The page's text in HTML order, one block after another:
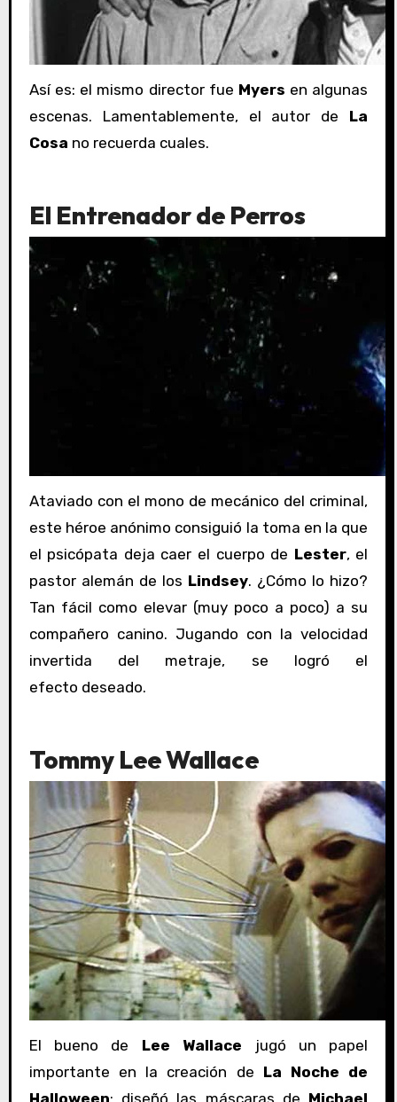
Así es: el mismo director fue Myers en algunas
escenas. Lamentablemente, el autor de La
Cosa no recuerda cuales.
El Entrenador de Perros
Ataviado con el mono de mecánico del criminal,
este héroe anónimo consiguió la toma en la que
el psicópata deja caer el cuerpo de Lester, el
pastor alemán de los Lindsey. ¿Cómo lo hizo?
Tan fácil como elevar (muy poco a poco) a su
compañero canino. Jugando con la velocidad
invertida del metraje, se logró el
efecto deseado.
Tommy Lee Wallace
El bueno de Lee Wallace jugó un papel
importante en la creación de La Noche de